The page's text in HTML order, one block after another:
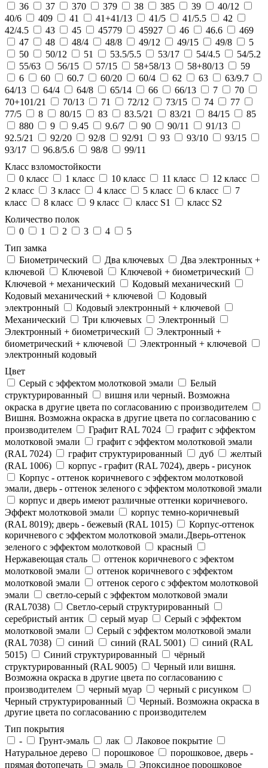
36
37 370 379 38 385 39
40/12
40/6
409 41 41+41/13 41/5 41/5.5
42
42/4.5
43 45 45779 45927 46 46.6
469
47
48 48/4 48/8 49/12 49/15 49/8
5
50
50/12 51 53.5/5.5 53/17 54/4.5
54/5.2
55/63
56/15 57/15 58+58/13 58+80/13
59
6
60 60.7 60/20 60/4 62 63
63/9.7
64/13
64/4 64/8 65/14 66 66/13 7
70
70+101/21
70/13 71 72/12 73/15 74
77
77/5
8 80/15 83 83.5/21 83/21 84/15
85
880
9 9.45 9.6/7 90 90/11
91/13
92.5/21
92/20 92/8 92/91 93 93/10
93/15
93/17
96.8/5.6 98/8
99/11
Класс взломостойкости
0 класс
1 класс 10 класс 11 класс
12 класс
2 класс
3 класс 4 класс 5 класс 6 класс
7
класс
8 класс 9 класс класс S1
класс S2
Количество полок
0
1 2 3 4
5
Тип замка
Биометрический
Два ключевых
Два электронныx +
ключевой
Ключевой
Ключевой + биометрический
Ключевой + механический
Кодовый механический
Кодовый механический + ключевой
Кодовый
электронный
Кодовый электронный + ключевой
Механический
Три ключевых
Электронный
Электронный + биометрический
Электронный +
биометрический + ключевой
Электронный + ключевой
электронный кодовый
Цвет
Cерый с эффектом молотковой эмали
Белый
структурированный
вишня или черный. Возможна
окраска в другие цвета по согласованию с производителем
Вишня. Возможна окраска в другие цвета по согласованию с
производителем
Графит RAL 7024
графит с эффектом
молотковой эмали
графит с эффектом молотковой эмали
(RAL 7024)
графит структурированный дуб
желтый
(RAL 1006)
корпус - графит (RAL 7024), дверь - рисунок
Корпус - оттенок коричневого с эффектом молотковой
эмали, дверь - оттенок зеленого с эффектом молотковой эмали
корпус и дверь имеют различные оттенки коричневого.
Эффект молотковой эмали
корпус темно-коричневый
(RAL 8019); дверь - бежевый (RAL 1015)
Корпус-оттенок
коричневого с эффектом молотковой эмали.Дверь-оттенок
зеленого с эффектом молотковой
красный
Нержавеющая сталь
оттенок коричневого с эфектом
молотковой эмали
оттенок коричневого с эффектом
молотковой эмали
оттенок серого с эффектом молотковой
эмали
светло-серый с эффектом молотковой эмали
(RAL7038)
Светло-серый структурированный
серебристый антик
серый муар
Серый с эффектом
молотковой эмали
Серый с эффектом молотковой эмали
(RAL 7038)
синий синий (RAL 5001)
синий (RAL
5015)
Синий структурированный
чёрный
структурированный (RAL 9005)
Черный или вишня.
Возможна окраска в другие цвета по согласованию с
производителем
черный муар
черный с рисунком
Черный структурированный
Черный. Возможна окраска в
другие цвета по согласованию с производителем
Тип покрытия
-
Грунт-эмаль лак
Лаковое покрытие
Натуральное дерево
порошковое
порошковое, дверь -
прямая фотопечать
эмаль Эпоксидное порошковое